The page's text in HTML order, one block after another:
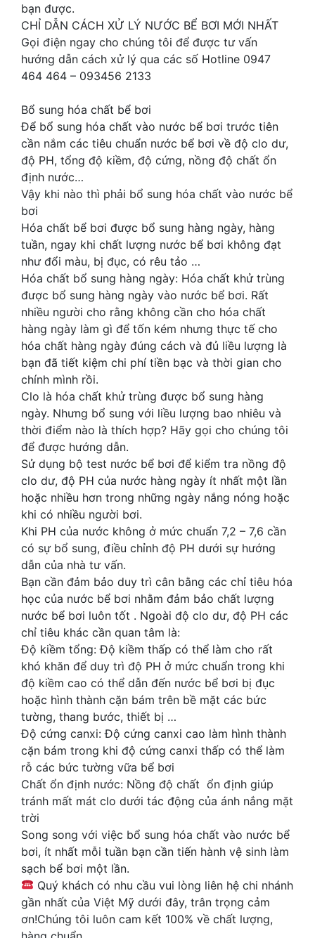
bạn được.
CHỈ DẪN CÁCH XỬ LÝ NƯỚC BỂ BƠI MỚI NHẤT
Gọi điện ngay cho chúng tôi để được tư vấn
hướng dẫn cách xử lý qua các số Hotline 0947
464 464 – 093456 2133
Bổ sung hóa chất bể bơi
Để bổ sung hóa chất vào nước bể bơi trước tiên
cần nắm các tiêu chuẩn nước bể bơi về độ clo dư,
độ PH, tổng độ kiềm, độ cứng, nồng độ chất ổn
định nước…
Vậy khi nào thì phải bổ sung hóa chất vào nước bể
bơi
Hóa chất bể bơi được bổ sung hàng ngày, hàng
tuần, ngay khi chất lượng nước bể bơi không đạt
như đổi màu, bị đục, có rêu tảo …
Hóa chất bổ sung hàng ngày: Hóa chất khử trùng
được bổ sung hàng ngày vào nước bể bơi. Rất
nhiều người cho rằng không cần cho hóa chất
hàng ngày làm gì để tốn kém nhưng thực tế cho
hóa chất hàng ngày đúng cách và đủ liều lượng là
bạn đã tiết kiệm chi phí tiền bạc và thời gian cho
chính mình rồi.
Clo là hóa chất khử trùng được bổ sung hàng
ngày. Nhưng bổ sung với liều lượng bao nhiêu và
thời điểm nào là thích hợp? Hãy gọi cho chúng tôi
để được hướng dẫn.
Sử dụng bộ test nước bể bơi để kiểm tra nồng độ
clo dư, độ PH của nước hàng ngày ít nhất một lần
hoặc nhiều hơn trong những ngày nắng nóng hoặc
khi có nhiều người bơi.
Khi PH của nước không ở mức chuẩn 7,2 – 7,6 cần
có sự bổ sung, điều chỉnh độ PH dưới sự hướng
dẫn của nhà tư vấn.
Bạn cần đảm bảo duy trì cân bằng các chỉ tiêu hóa
học của nước bể bơi nhằm đảm bảo chất lượng
nước bể bơi luôn tốt . Ngoài độ clo dư, độ PH các
chỉ tiêu khác cần quan tâm là:
Độ kiềm tổng: Độ kiềm thấp có thể làm cho rất
khó khăn để duy trì độ PH ở mức chuẩn trong khi
độ kiềm cao có thể dẫn đến nước bể bơi bị đục
hoặc hình thành cặn bám trên bề mặt các bức
tường, thang bước, thiết bị …
Độ cứng canxi: Độ cứng canxi cao làm hình thành
cặn bám trong khi độ cứng canxi thấp có thể làm
rỗ các bức tường vữa bể bơi
Chất ổn định nước: Nồng độ chất ổn định giúp
tránh mất mát clo dưới tác động của ánh nắng mặt
trời
Song song với việc bổ sung hóa chất vào nước bể
bơi, ít nhất mỗi tuần bạn cần tiến hành vệ sinh làm
sạch bể bơi một lần.
Quý khách có nhu cầu vui lòng liên hệ chi nhánh
gần nhất của Việt Mỹ dưới đây, trân trọng cảm
ơn!Chúng tôi luôn cam kết 100% về chất lượng,